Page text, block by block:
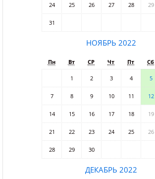
24 25 26 27 28 29
31
НОЯБРЬ 2022
Пн Вт СР Чт Пт Сб
1 2 3 4 5
7 8 9 10 11 12
14 15 16 17 18 19
21 22 23 24 25 26
28 29 30
ДЕКАБРЬ 2022